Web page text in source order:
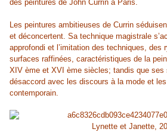
des peintures de John Currin à Paris.
Les peintures ambitieuses de Currin
et déconcertent. Sa technique magistrale
approfondi et l’imitation des techniques, des
surfaces raffinées, caractéristiques de la
XIV ème et XVI ème siècles; tandis que ses
désaccord avec les discours à la mode et les
contemporain.
Lynette et Janette,